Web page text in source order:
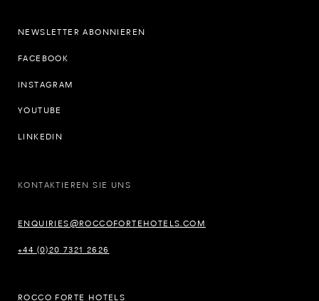
NEWSLETTER ABONNIEREN
FACEBOOK
INSTAGRAM
YOUTUBE
LINKEDIN
KONTAKTIEREN SIE UNS
ENQUIRIES@ROCCOFORTEHOTELS.COM
+44 (0)20 7321 2626
ROCCO FORTE HOTELS